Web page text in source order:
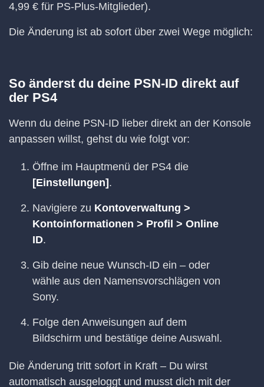
4,99 € für PS-Plus-Mitglieder).
Die Änderung ist ab sofort über zwei Wege möglich:
So änderst du deine PSN-ID direkt auf
der PS4
Wenn du deine PSN-ID lieber direkt an der Konsole
anpassen willst, gehst du wie folgt vor:
Öffne im Hauptmenü der PS4 die
[Einstellungen] .
Navigiere zu Kontoverwaltung >
Kontoinformationen > Profil > Online
ID.
Gib deine neue Wunsch-ID ein – oder
wähle aus den Namensvorschlägen von
Sony.
Folge den Anweisungen auf dem
Bildschirm und bestätige deine Auswahl.
Die Änderung tritt sofort in Kraft – Du wirst
automatisch ausgeloggt und musst dich mit der